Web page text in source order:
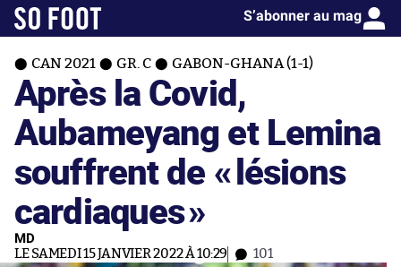
S’abonner au mag
CAN 2021 GR. C GABON-GHANA (1-1)
Après la Covid,
Aubameyang et Lemina
souffrent de «lésions
cardiaques»
MD
LE SAMEDI 15 JANVIER 2022 À 10:29 101